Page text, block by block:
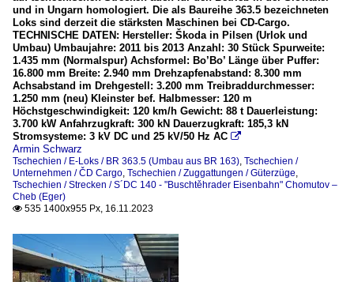
BR 363.5 (Umbau aus BR 163)
BR 365 CZ Loko "Effiliner 3000", ex SNCB HLE 12
BR 383 (Siemens Vectron MS)
_Ausländische (Siemens Vectron MS – CZ 383 / D 193)
Strecken
SŽDC 140 - "Buschtěhrader Eisenbahn"
SŽDC 180 - "Böhmische Westbahn" Plzeň–Furth im Wald
Unternehmen
ČD Cargo
CZ Loko a.s.
und in Ungarn homologiert. Die als Baureihe 363.5 bezeichneten
Loks sind derzeit die stärksten Maschinen bei CD-Cargo.
TECHNISCHE DATEN: Hersteller: Škoda in Pilsen (Urlok und
Umbau) Umbaujahre: 2011 bis 2013 Anzahl: 30 Stück Spurweite:
1.435 mm (Normalspur) Achsformel: Bo’Bo’ Länge über Puffer:
16.800 mm Breite: 2.940 mm Drehzapfenabstand: 8.300 mm
Achsabstand im Drehgestell: 3.200 mm Treibraddurchmesser:
1.250 mm (neu) Kleinster bef. Halbmesser: 120 m
Höchstgeschwindigkeit: 120 km/h Gewicht: 88 t Dauerleistung:
3.700 kW Anfahrzugkraft: 300 kN Dauerzugkraft: 185,3 kN
Stromsysteme: 3 kV DC und 25 kV/50 Hz AC 
Armin Schwarz
Tschechien / E-Loks / BR 363.5 (Umbau aus BR 163), Tschechien /
Unternehmen / ČD Cargo, Tschechien / Zuggattungen / Güterzüge,
Tschechien / Strecken / S´DC 140 - "Buschtěhrader Eisenbahn" Chomutov –
Cheb (Eger)
 535 1400x955 Px, 16.11.2023